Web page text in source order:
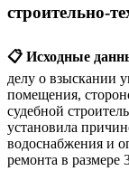
строительно-
📋 Исходные
делу о взыскании
помещения,
судебной
установила
водоснабжения и
ремонта в размере